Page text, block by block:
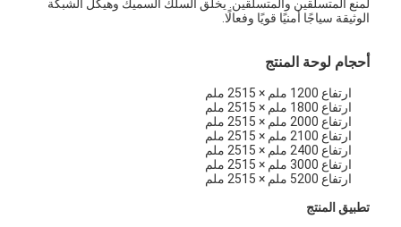
جولة في المعمل
ضبط الجودة
اتصل بنا
أخبار
الدردشة الآن
لمنع المتسلقين والمتسلقين. يخلق السلك السميك وهيكل الشبكة
الوثيقة سياجًا أمنيًا قويًا وفعالًا.
أحجام لوحة المنتج
ارتفاع 1200 ملم × 2515 ملم
ارتفاع 1800 ملم × 2515 ملم
ارتفاع 2000 ملم × 2515 ملم
ارتفاع 2100 ملم × 2515 ملم
ارتفاع 2400 ملم × 2515 ملم
ارتفاع 3000 ملم × 2515 ملم
ارتفاع 5200 ملم × 2515 ملم
تطبيق المنتج